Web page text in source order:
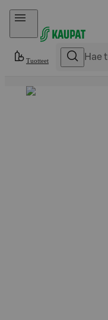
Hyppää sisältöön
Tuotteet